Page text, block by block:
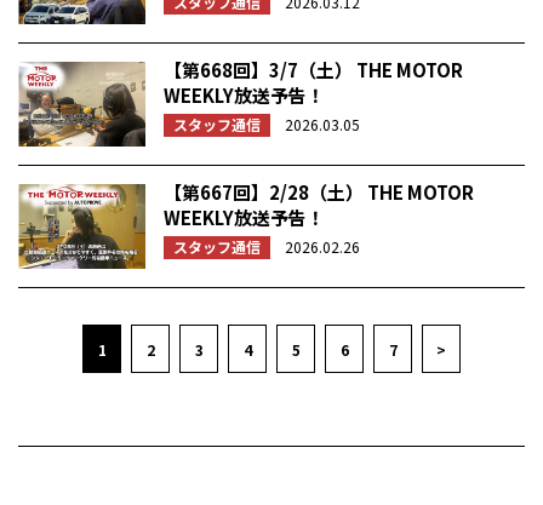
【第668回】3/7（土） THE MOTOR
WEEKLY放送予告！
スタッフ通信 2026.03.05
【第667回】2/28（土） THE MOTOR
WEEKLY放送予告！
スタッフ通信 2026.02.26
1 2 3 4 5 6 7 >